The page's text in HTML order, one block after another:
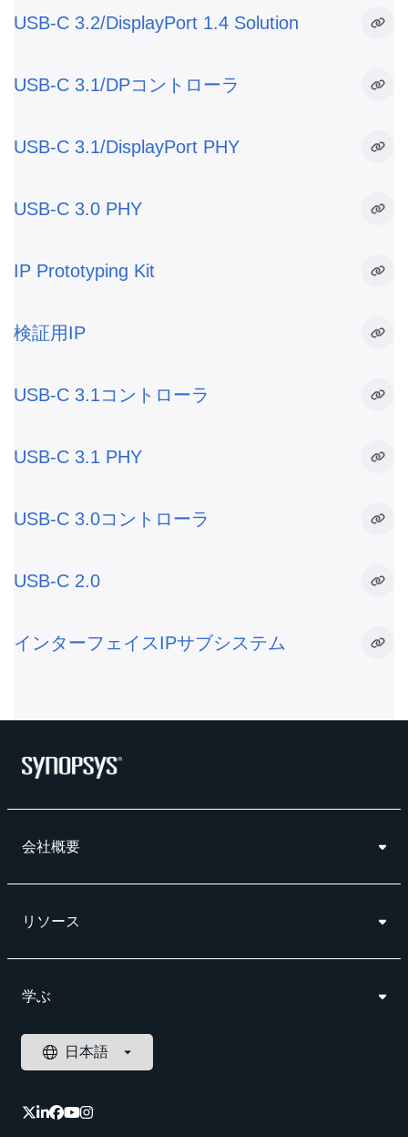
USB-C 3.2/DisplayPort 1.4 Solution
USB-C 3.1/DPコントローラ
USB-C 3.1/DisplayPort PHY
USB-C 3.0 PHY
IP Prototyping Kit
検証用IP
USB-C 3.1コントローラ
USB-C 3.1 PHY
USB-C 3.0コントローラ
USB-C 2.0
インターフェイスIPサブシステム
会社概要
リソース
学ぶ